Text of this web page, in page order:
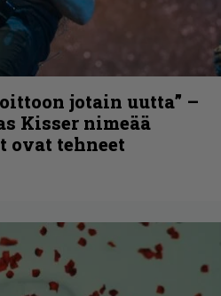
jotain uutta” –
Kisser nimeää
ovat tehneet